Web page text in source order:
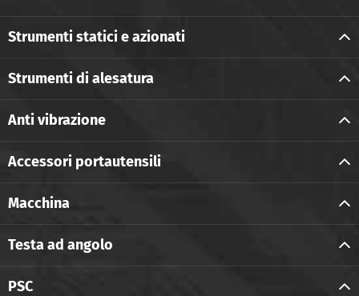
Strumenti statici e azionati
Strumenti di alesatura
Anti vibrazione
Accessori portautensili
Macchina
Testa ad angolo
PSC